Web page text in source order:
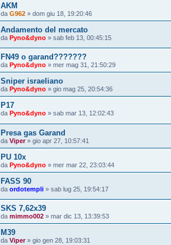
AKM
da G962 » dom giu 18, 19:20:46
Andamento del mercato
da Pyno&dyno » sab feb 13, 00:45:15
FN49 o garand???????
da Pyno&dyno » mer mag 31, 21:50:29
Sniper israeliano
da Pyno&dyno » gio mag 25, 20:54:36
P17
da Pyno&dyno » sab mar 13, 12:02:43
Presa gas Garand
da Viper» gio apr 27, 10:57:41
PU 10x
da Pyno&dyno » mer mar 22, 23:03:44
FASS 90
da ordotempli » sab lug 25, 19:54:17
SKS 7,62x39
da mimmo002 » mar dic 13, 13:39:53
M39
da Viper» gio gen 28, 19:03:31